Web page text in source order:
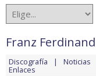
Franz Ferdinand
Discografía Noticias
Enlaces